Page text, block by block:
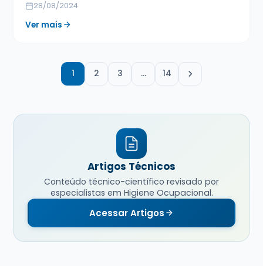
28/08/2024
Ver mais
1 2 3 … 14
Artigos Técnicos
Conteúdo técnico-científico revisado por
especialistas em Higiene Ocupacional.
Acessar Artigos